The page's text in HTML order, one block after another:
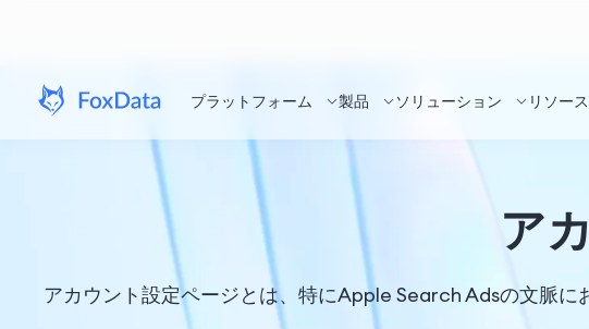
プラットフォーム 製品 ソリューション リソース
ア
アカウント設定ページとは、特にApple Search Adsの文脈